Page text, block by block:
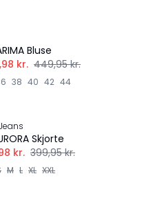
Bluse
kr. 449,95 kr.
38 40 42 44
Skjorte
kr. 399,95 kr.
M L XL XXL